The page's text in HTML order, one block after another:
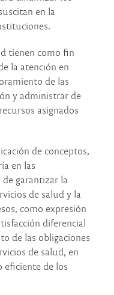
en la
tienen como fin
la atención en
de las
y administrar de
asignados
de conceptos,
en las
garantizar la
de salud y la
como expresión
diferencial
de las obligaciones
de salud, en
eficiente de los